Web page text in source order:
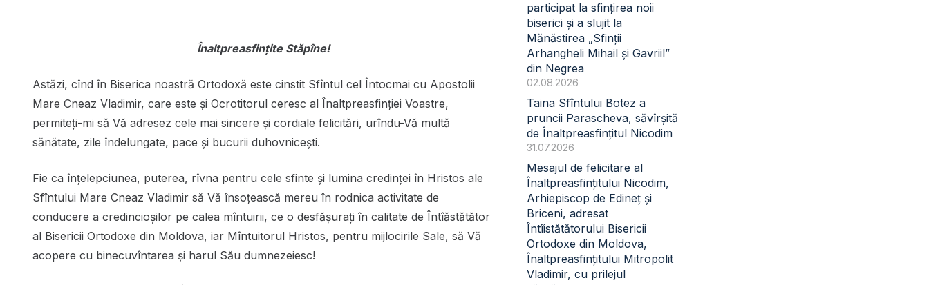
Înaltpreasfințite Stăpîne!
Astăzi, cînd în Biserica noastră Ortodoxă este cinstit Sfîntul cel Întocmai cu Apostolii
Mare Cneaz Vladimir, care este și Ocrotitorul ceresc al Înaltpreasfinției Voastre,
permiteți-mi să Vă adresez cele mai sincere și cordiale felicitări, urîndu-Vă multă
sănătate, zile îndelungate, pace și bucurii duhovnicești.
Fie ca înțelepciunea, puterea, rîvna pentru cele sfinte și lumina credinței în Hristos ale
Sfîntului Mare Cneaz Vladimir să Vă însoțească mereu în rodnica activitate de
conducere a credincioșilor pe calea mîntuirii, ce o desfășurați în calitate de Întîăstătător
al Bisericii Ortodoxe din Moldova, iar Mîntuitorul Hristos, pentru mijlocirile Sale, să Vă
acopere cu binecuvîntarea și harul Său dumnezeiesc!
participat la sfințirea noii
biserici și a slujit la
Mănăstirea „Sfinții
Arhangheli Mihail și Gavriil”
din Negrea
02.08.2026
Taina Sfîntului Botez a
pruncii Parascheva, săvîrșită
de Înaltpreasfințitul Nicodim
31.07.2026
Mesajul de felicitare al
Înaltpreasfințitului Nicodim,
Arhiepiscop de Edineț și
Briceni, adresat
Întîistătătorului Bisericii
Ortodoxe din Moldova,
Înaltpreasfințitului Mitropolit
Vladimir, cu prilejul